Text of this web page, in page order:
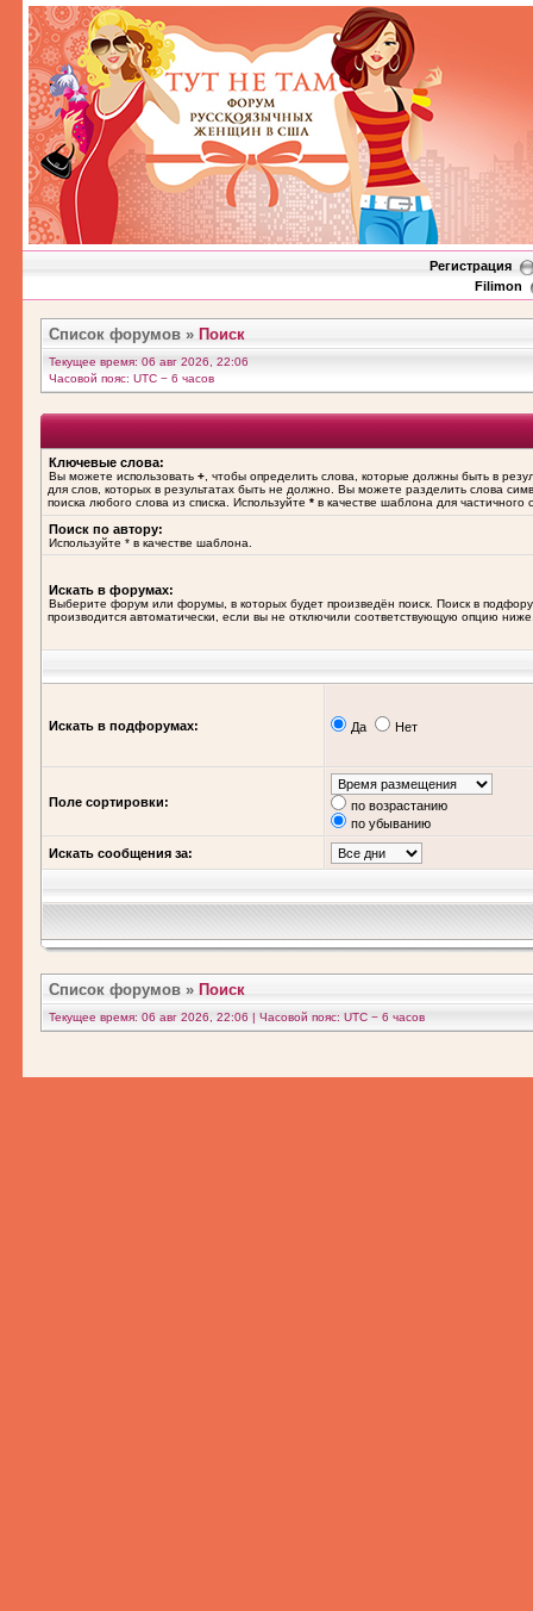
Регистрация
Filimon
Список форумов » Поиск
Текущее время: 06 авг 2026, 22:06
Часовой пояс: UTC − 6 часов
Ключевые слова:
Вы можете использовать + , чтобы определить слова, которые должны быть в
для слов, которых в результатах быть не должно. Вы можете разделить слова
поиска любого слова из списка. Используйте * в качестве шаблона для частичного
Поиск по автору:
Используйте * в качестве шаблона.
Искать в форумах:
Выберите форум или форумы, в которых будет произведён поиск. Поиск в
производится автоматически, если вы не отключили соответствующую опцию
Искать в подфорумах: Да Нет
Поле сортировки:
по возрастанию
по убыванию
Искать сообщения за:
Список форумов » Поиск
Текущее время: 06 авг 2026, 22:06 | Часовой пояс: UTC − 6 часов